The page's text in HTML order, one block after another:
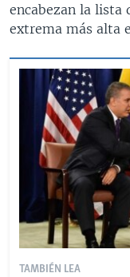
encabezan la lista
extrema más alta
TAMBIÉN LEA